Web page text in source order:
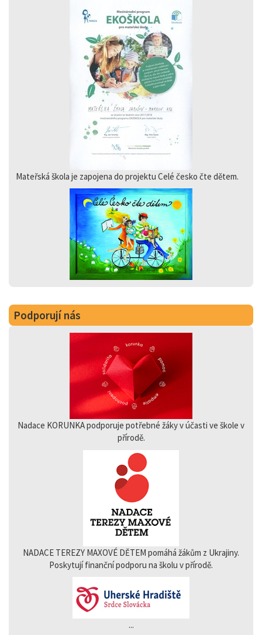
Mateřská škola je zapojena do projektu Celé česko čte dětem.
Podporují nás
Nadace KORUNKA podporuje potřebné žáky v účasti ve škole v
přírodě.
NADACE TEREZY MAXOVÉ DĚTEM pomáhá žákům z Ukrajiny.
Poskytují finanční podporu na školu v přírodě.
...